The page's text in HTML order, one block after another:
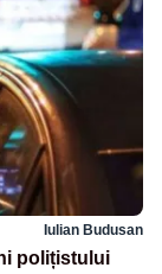
Iulian Budusan
polițistului